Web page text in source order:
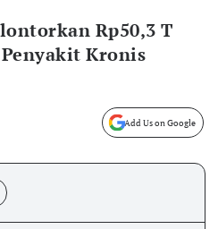
Rp50,3 T
Kronis
Add Us on Google